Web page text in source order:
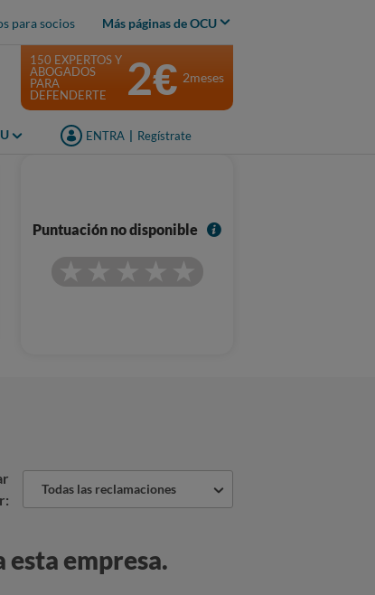
para socios Más páginas de OCU
ENTRA Regístrate
150 EXPERTOS Y
ABOGADOS
PARA
DEFENDERTE
2€ 2meses
Puntuación no disponible
I
Todas las reclamaciones
empresa.